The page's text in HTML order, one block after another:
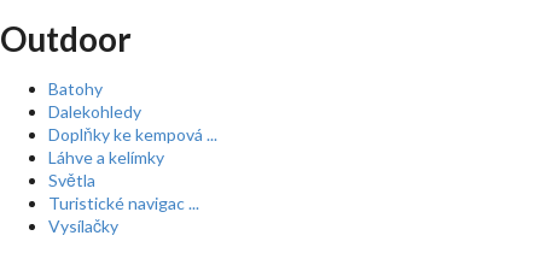
Outdoor
Batohy
Dalekohledy
Doplňky ke kempová ...
Láhve a kelímky
Světla
Turistické navigac ...
Vysílačky